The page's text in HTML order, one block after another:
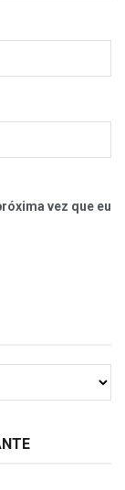
vez que eu